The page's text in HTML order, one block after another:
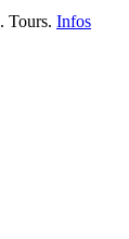
. Tours. Infos